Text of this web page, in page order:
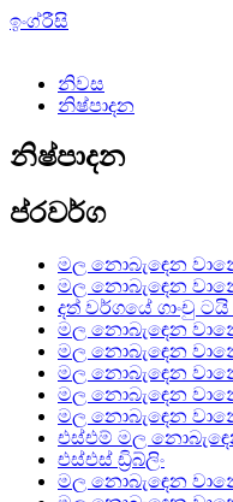
ඉංග්රීසි
නිවස
නිෂ්පාදන
නිෂ්පාදන
ප්රවර්ග
මල නොබැඳෙන
මල නොබැඳෙන
දත් වර්ගයේ ගාංචු
මල නොබැඳෙන
මල නොබැඳෙන
මල නොබැඳෙන
මල නොබැඳෙන
මල නොබැඳෙන
එස්එම් මල
එස්එස් ඩ්‍රිබ්ලිං
මල නොබැඳෙන